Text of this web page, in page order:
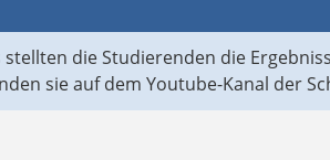
stellten die Studierenden die
sie auf dem Youtube-Kanal der